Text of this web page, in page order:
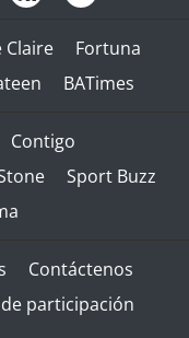
Claire
Fortuna
BATimes
Contigo
Sport Buzz
Contáctenos
de participación